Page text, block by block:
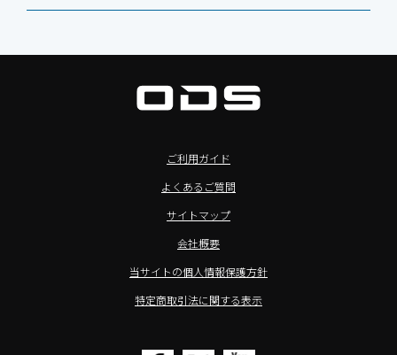
デジタルホワイトボード／電子黒板
法人向けiPad修理＆デバイス買取サービス
BIAMP ／ Apart Audio（バイアンプ）
SpeakerCraft（スピーカークラフト）
AURORA（オーロラ）
>ホテル向けタブレット
>NFCタブレット
>Windowsタブレット
オーディーエスが選ばれる理由
Windows IoT Enterprise LTSC
TA2C-DR9シリーズ_オリジナル機能
TA2C-CS8_カスタマイズメニュー
簡単カスタム設定ツール「EZTools」
ご利用ガイド
よくあるご質問
サイトマップ
会社概要
当サイトの個人情報保護方針
特定商取引法に関する表示